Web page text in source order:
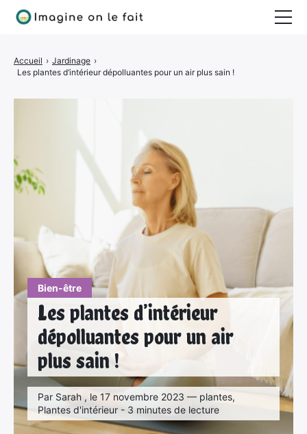
Bien-être
Les plantes d’intérieur
dépolluantes pour un air
plus sain !
Par Sarah , le 17 novembre 2023 — plantes,
Plantes d'intérieur - 3 minutes de lecture
Accueil › Jardinage ›
Les plantes d’intérieur dépolluantes pour un air plus sain !
Bricolage